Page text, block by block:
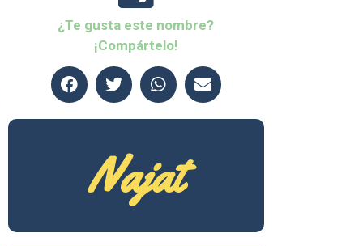
¿Te gusta este nombre?
¡Compártelo!
Najat